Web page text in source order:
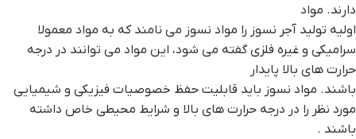
دارند. مواد
اولیه تولید آجر نسوز را مواد نسوز می نامند که به مواد معمولا
سرامیکی و غیره فلزی گفته می شود، این مواد می توانند در درجه
حرارت های بالا پایدار
باشند. مواد نسوز باید قابلیت حفظ خصوصیات فیزیکی و شیمیایی
مورد نظر را در درجه حرارت های بالا و شرایط محیطی خاص داشته
باشند .